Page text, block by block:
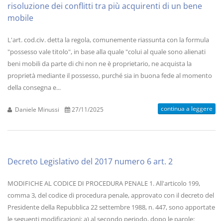
risoluzione dei conflitti tra più acquirenti di un bene
mobile
L'art. cod.civ. detta la regola, comunemente riassunta con la formula
"possesso vale titolo", in base alla quale "colui al quale sono alienati
beni mobili da parte di chi non ne è proprietario, ne acquista la
proprietà mediante il possesso, purché sia in buona fede al momento
della consegna e...
Daniele Minussi 27/11/2025 continua a leggere
Decreto Legislativo del 2017 numero 6 art. 2
MODIFICHE AL CODICE DI PROCEDURA PENALE 1. All'articolo 199,
comma 3, del codice di procedura penale, approvato con il decreto del
Presidente della Repubblica 22 settembre 1988, n. 447, sono apportate
le seguenti modificazioni: a) al secondo periodo, dopo le parole: